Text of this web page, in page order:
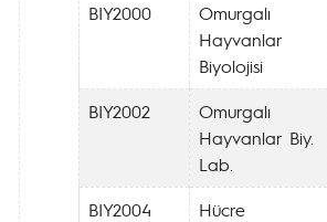
BIY2000
Omurgalı
Hayvanlar
Biyolojisi
BIY2002
Omurgalı
Hayvanlar Biy.
Lab.
BIY2004
Hücre